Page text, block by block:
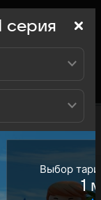
серия
Выбор
1